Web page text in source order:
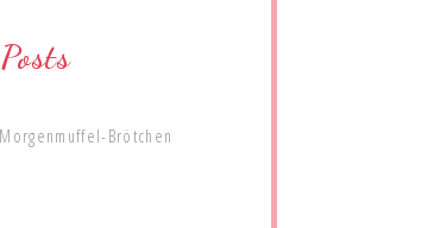
Morgenmuffel-Brötchen